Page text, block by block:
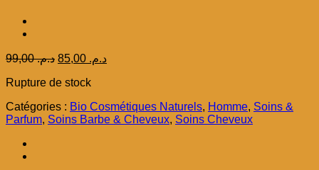
د.م.99,00
Le
initial
د.م. 99,00.
د.م.Le
د.م. 85,00.
Rupture de stock
Catégories : Bio Cosmétiques Naturels, Homme, Soins &
Parfum, Soins Barbe & Cheveux, Soins Cheveux